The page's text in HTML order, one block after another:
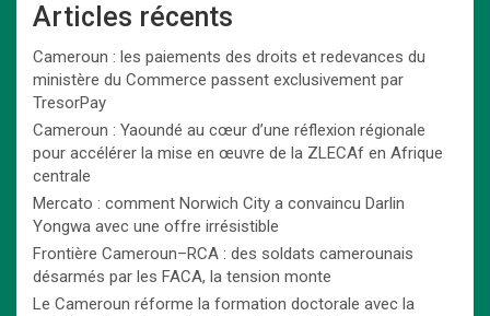
Articles récents
Cameroun : les paiements des droits et redevances du
ministère du Commerce passent exclusivement par
TresorPay
Cameroun : Yaoundé au cœur d’une réflexion régionale
pour accélérer la mise en œuvre de la ZLECAf en Afrique
centrale
Mercato : comment Norwich City a convaincu Darlin
Yongwa avec une offre irrésistible
Frontière Cameroun–RCA : des soldats camerounais
désarmés par les FACA, la tension monte
Le Cameroun réforme la formation doctorale avec la